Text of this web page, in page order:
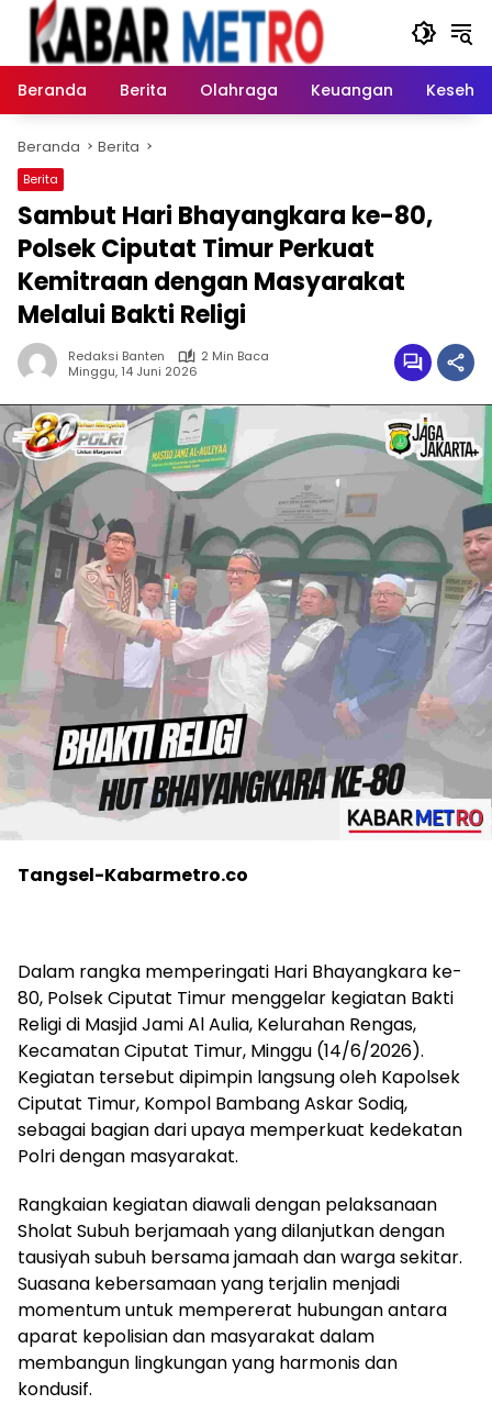
Langsung
konten
Beranda
Berita Olahraga Keuangan
Beranda Berita
Berita
Sambut Hari Bhayangkara ke-80,
Polsek Ciputat Timur Perkuat
Kemitraan dengan Masyarakat
Melalui Bakti Religi
Redaksi Banten
2 Min Baca
Minggu, 14 Juni 2026
Tangsel-Kabarmetro.co
Dalam rangka memperingati Hari Bhayangkara ke-
80, Polsek Ciputat Timur menggelar kegiatan Bakti
Religi di Masjid Jami Al Aulia, Kelurahan Rengas,
Kecamatan Ciputat Timur, Minggu (14/6/2026).
Kegiatan tersebut dipimpin langsung oleh Kapolsek
Ciputat Timur, Kompol Bambang Askar Sodiq,
sebagai bagian dari upaya memperkuat kedekatan
Polri dengan masyarakat.
Rangkaian kegiatan diawali dengan pelaksanaan
Sholat Subuh berjamaah yang dilanjutkan dengan
tausiyah subuh bersama jamaah dan warga sekitar.
Suasana kebersamaan yang terjalin menjadi
momentum untuk mempererat hubungan antara
aparat kepolisian dan masyarakat dalam
membangun lingkungan yang harmonis dan
kondusif.